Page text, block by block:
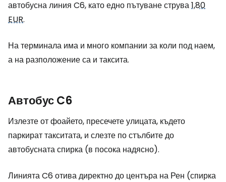
автобусна линия C6, като едно пътуване струва1,80
EUR.
На терминала има и много компании за коли под наем,
а на разположение са и таксита.
Автобус C6
Излезте от фоайето, пресечете улицата, където
паркират такситата, и слезте по стълбите до
автобусната спирка (в посока надясно).
Линията C6 отива директно до центъра на Рен (спирка